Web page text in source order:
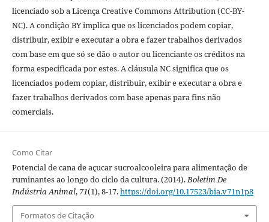
licenciado sob a Licença Creative Commons Attribution (CC-BY-
NC). A condição BY implica que os licenciados podem copiar,
distribuir, exibir e executar a obra e fazer trabalhos derivados
com base em que só se dão o autor ou licenciante os créditos na
forma especificada por estes. A cláusula NC significa que os
licenciados podem copiar, distribuir, exibir e executar a obra e
fazer trabalhos derivados com base apenas para fins não
comerciais.
Como Citar
Potencial de cana de açucar sucroalcooleira para alimentação de
ruminantes ao longo do ciclo da cultura. (2014).Boletim De
Indústria Animal, 71(1), 8-17.https://doi.org/10.17523/bia.v71n1p8
Formatos de Citação